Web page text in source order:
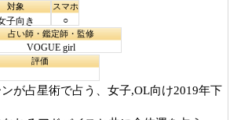
対象
子向き
スマホ
○
占い師・鑑定師・監修
VOGUE girl
評価
が占星術で占う、女子,OL向け2019年下